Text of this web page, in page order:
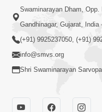
શરીર એ આત્માનું
Journey |
Swaminarayan Dham,
Gandhinagar, Gujarat, India
(+91) 9925237050, (+91)
info@smvs.org
Shri Swaminarayan